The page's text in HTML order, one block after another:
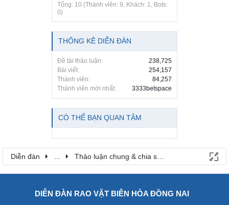
Tổng: 10 (Thành viên: 9, Khách: 1, Bots:
0)
THỐNG KÊ DIỄN ĐÀN
Đề tài thảo luận:
238,725
Bài viết:
254,157
Thành viên:
84,257
Thành viên mới nhất:
3333betspace
CÓ THỂ BẠN QUAN TÂM
Diễn đàn Thảo luận chung & chia sẻ kinh nghiệm
DIỄN ĐÀN RAO VẶT BIÊN HÒA ĐỒNG NAI